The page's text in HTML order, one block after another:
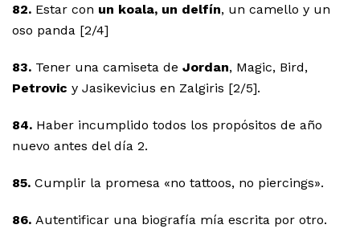
82. Estar con un koala, un delfín, un camello y un
oso panda [2/4]
83. Tener una camiseta de Jordan, Magic, Bird,
Petrovic y Jasikevicius en Zalgiris [2/5].
84. Haber incumplido todos los propósitos de año
nuevo antes del día 2.
85. Cumplir la promesa «no tattoos, no piercings».
86. Autentificar una biografía mía escrita por otro.